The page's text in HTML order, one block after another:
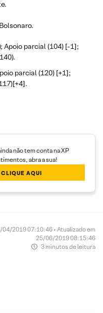
Apoio parcial (104) [-1];
parcial (120) [+1];
não tem conta na XP
abra a sua!
CLIQUE AQUI
04/2019 07:10:46 • Atualizado em
25/06/2019 08:15:46
3 minutos de leitura